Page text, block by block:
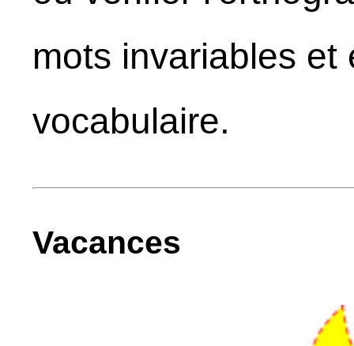
mots invariables et
vocabulaire.
Vacances